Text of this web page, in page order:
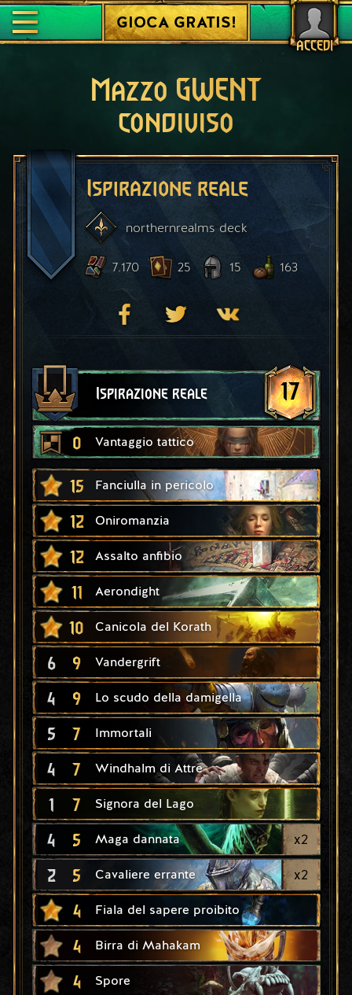
ACCEDI
GIOCA GRATIS!
Mazzo GWENT
condiviso
Ispirazione reale
northernrealmsdeck
7.170 25 15 163
Ispirazione reale 17
0 Vantaggio tattico
15 Fanciulla in pericolo
12 Oniromanzia
12 Assalto anfibio
11 Aerondight
10 Canicola del Korath
6 9 Vandergrift
4 9 Lo scudo della damigella
5 7 Immortali
4 7 Windhalm di Attre
1 7 Signora del Lago
4 5 Maga dannata x2
2 5 Cavaliere errante x2
4 Fiala del sapere proibito
4 Birra di Mahakam
4 Spore